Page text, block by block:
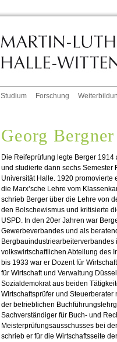
Studium Forschung
Georg Bergner
Die Reifeprüfung legte Berger
und studierte dann sechs Semester
Universität Halle. 1920 promovierte
die Marx’sche Lehre vom
schrieb Berger über die Lehre von
den Bolschewismus und kritisierte
USPD. In den 20er Jahren war
Gewerbeverbandes und als
Bergbauindustriearbeiterverbandes
volkswirtschaftlichen Abteilung des
bis 1933 war er Dozent für
für Wirtschaft und Verwaltung
Sozialdemokrat aus beiden
Wirtschaftsprüfer und
der betrieblichen
Sachverständiger für Buch- und
Meisterprüfungsausschusses bei
schrieb er für die Wirtschaftsseite